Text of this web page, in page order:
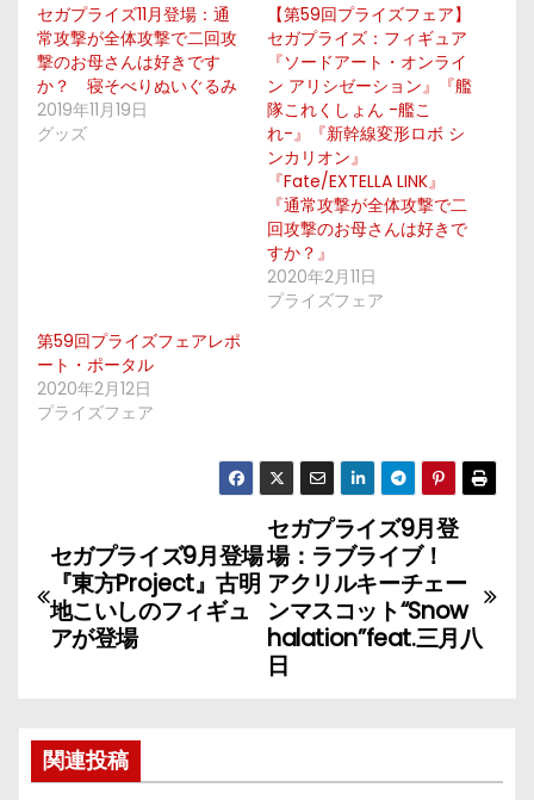
セガプライズ11月登場：通
常攻撃が全体攻撃で二回攻
撃のお母さんは好きです
か？ 寝そべりぬいぐるみ
2019年11月19日
グッズ
【第59回プライズフェア】
セガプライズ：フィギュア
『ソードアート・オンライ
ン アリシゼーション』『艦
隊これくしょん -艦こ
れ-』『新幹線変形ロボ シ
ンカリオン』
『Fate/EXTELLA LINK』
『通常攻撃が全体攻撃で二
回攻撃のお母さんは好きで
すか？』
2020年2月11日
プライズフェア
第59回プライズフェアレポ
ート・ポータル
2020年2月12日
プライズフェア
投
稿
ナ
ゲ
ー
セガプライズ9月登
場：ラブライブ！
アクリルキーチェー
ンマスコット“Snow
halation”feat.三月八
日
セガプライズ9月登場
『東方Project』古明
地こいしのフィギュ
アが登場
関連投稿